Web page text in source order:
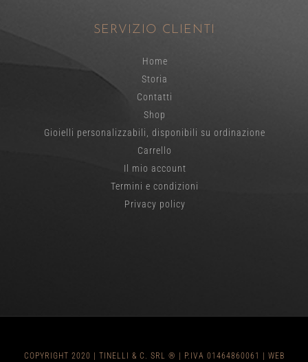
SERVIZIO CLIENTI
Home
Storia
Contatti
Shop
Gioielli personalizzabili, disponibili su ordinazione
Carrello
Il mio account
Termini e condizioni
Privacy policy
COPYRIGHT 2020 | TINELLI & C. SRL ® | P.IVA 01464860061 | WEB